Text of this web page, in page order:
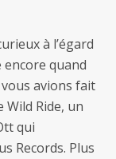
à l’égard
quand
avions fait
Wild Ride, un
qui
Records. Plus